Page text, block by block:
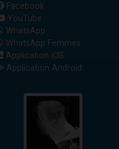
Facebook
YouTube
WhatsApp
WhatsApp Femmes
Application iOS
Application Android